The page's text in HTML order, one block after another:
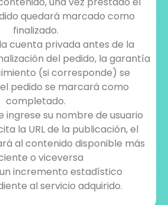
quedará marcado como
finalizado.
cuenta privada antes de la
del pedido, la garantía
(si corresponde) se
pedido se marcará como
completado.
ingrese su nombre de usuario
la URL de la publicación, el
al contenido disponible más
o viceversa
un incremento estadístico
al servicio adquirido.